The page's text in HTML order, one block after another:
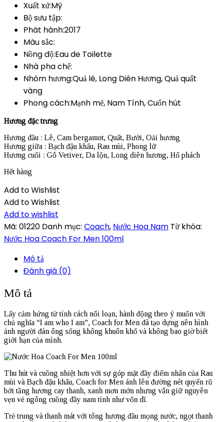
Xuất xứ:Mỹ
Bộ sưu tập:
Phát hành:2017
Màu sắc:
Nồng độ:Eau de Toilette
Nhà pha chế:
Nhóm hương:Quả lê, Long Diên Hương, Quả quất
vàng
Phong cách:Mạnh mẽ, Nam Tính, Cuốn hút
Hương đặc trưng
Hương đầu : Lê, Cam bergamot, Quất, Bưởi, Oải hương
Hương giữa : Bạch đậu khấu, Rau mùi, Phong lữ
Hương cuối : Gỗ Vetiver, Da lộn, Long diên hương, Hổ phách
Hết hàng
Add to Wishlist
Add to Wishlist
Add to wishlist
Mã: 01220 Danh mục: Coach, Nước Hoa Nam Từ khóa:
Nước Hoa Coach For Men 100ml
Mô tả
Đánh giá (0)
Mô tả
Lấy cảm hứng từ tính cách nổi loạn, hành động theo ý muốn với
chủ nghĩa “I am who I am”, Coach for Men đã tạo dựng nên hình
ảnh người đàn ông sống không khuôn khổ và không bao giờ biết
giới hạn của mình.
Thu hút và cuồng nhiệt hơn với sự góp mặt đầy điểm nhấn của Rau
mùi và Bạch đậu khấu, Coach for Men ánh lên đường nét quyến rũ
bởi tầng hương cay thanh, xanh mơn mởn nhưng vẫn giữ nguyên
vẹn vẻ ngông cuồng đầy nam tính như vốn dĩ.
Trẻ trung và thanh mát với tông hương đầu mọng nước, ngọt thanh